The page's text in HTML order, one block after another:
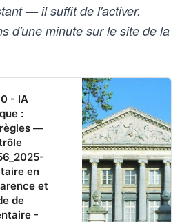
— il suffit de l'activer.
d'une minute sur le site de la
- IA
:
—
en
et
de
-